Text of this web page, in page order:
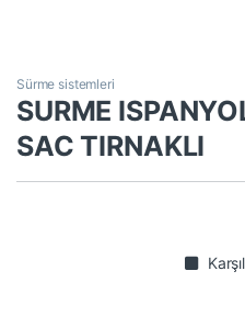
Sürme sistemleri
SURME
SAC TIRNAKLI